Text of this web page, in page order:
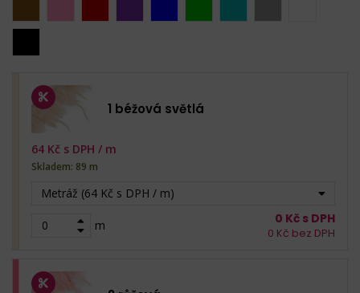
1 béžová světlá
Metráž (64 Kč s DPH / m)
m
64 Kč s DPH / m
Skladem: 89 m
0 Kč s DPH
0 Kč bez DPH